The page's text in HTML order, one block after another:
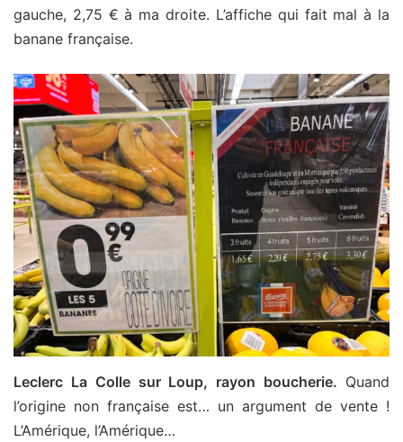
gauche, 2,75 € à ma droite. L’affiche qui fait mal à la
banane française.
Leclerc La Colle sur Loup, rayon boucherie. Quand
l’origine non française est… un argument de vente !
L’Amérique, l’Amérique…